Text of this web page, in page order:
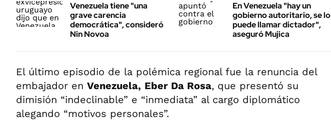
Venezuela tiene "una
grave carencia
democrática", consideró
Nin Novoa
En Venezuela "hay un
gobierno autoritario, se lo
puede llamar dictador",
aseguró Mujica
El último episodio de la polémica regional fue la renuncia del
embajador en Venezuela, Eber Da Rosa, que presentó su
dimisión “indeclinable” e “inmediata” al cargo diplomático
alegando “motivos personales”.